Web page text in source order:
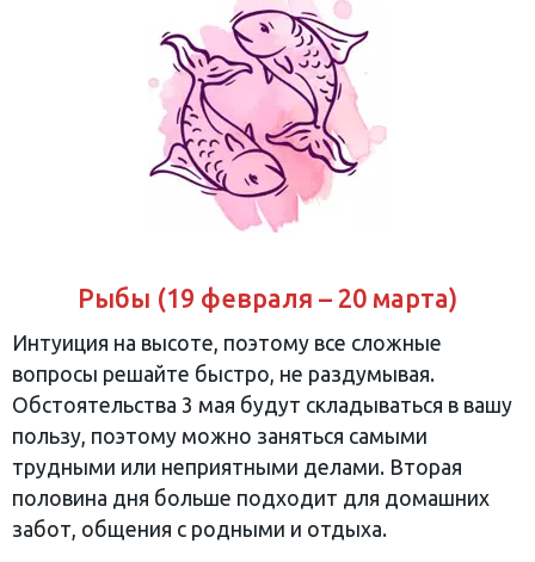
Рыбы (19 февраля – 20 марта)
Интуиция на высоте, поэтому все сложные
вопросы решайте быстро, не раздумывая.
Обстоятельства 3 мая будут складываться в вашу
пользу, поэтому можно заняться самыми
трудными или неприятными делами. Вторая
половина дня больше подходит для домашних
забот, общения с родными и отдыха.